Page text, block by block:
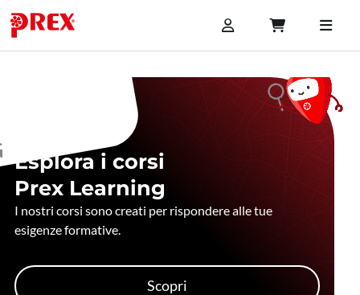
Esplora i corsi
Prex Learning
I nostri corsi sono creati per rispondere alle tue
esigenze formative.
Scopri